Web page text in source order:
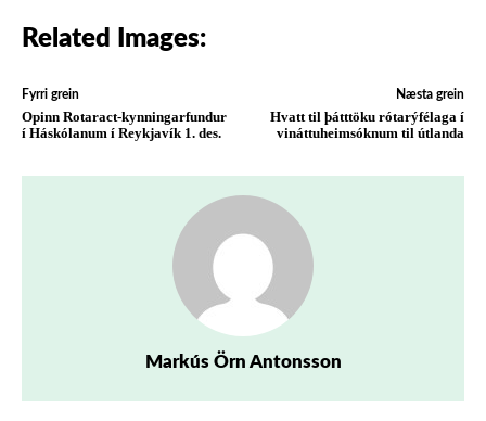
Related Images:
Fyrri grein
Opinn Rotaract-kynningarfundur
í Háskólanum í Reykjavík 1. des.
Næsta grein
Hvatt til þátttöku rótarýfélaga í
vináttuheimsóknum til útlanda
Markús Örn Antonsson